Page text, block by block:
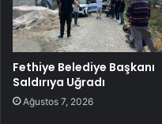
Fethiye Belediye Başkanı
Saldırıya Uğradı
Ağustos 7, 2026